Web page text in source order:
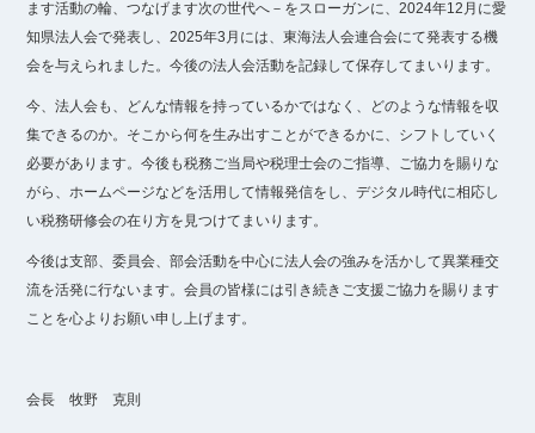
ます活動の輪、つなげます次の世代へ－をスローガンに、2024年12月に愛
知県法人会で発表し、2025年3月には、東海法人会連合会にて発表する機
会を与えられました。今後の法人会活動を記録して保存してまいります。
今、法人会も、どんな情報を持っているかではなく、どのような情報を収
集できるのか。そこから何を生み出すことができるかに、シフトしていく
必要があります。今後も税務ご当局や税理士会のご指導、ご協力を賜りな
がら、ホームページなどを活用して情報発信をし、デジタル時代に相応し
い税務研修会の在り方を見つけてまいります。
今後は支部、委員会、部会活動を中心に法人会の強みを活かして異業種交
流を活発に行ないます。会員の皆様には引き続きご支援ご協力を賜ります
ことを心よりお願い申し上げます。
会長 牧野 克則